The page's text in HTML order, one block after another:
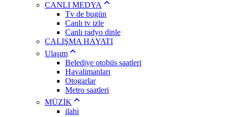
CANLI MEDYA
Tv de bugün
Canlı tv izle
Canlı radyo dinle
ÇALIŞMA HAYATI
Ulaşım
Belediye otobüs saatleri
Havalimanları
Otogarlar
Metro saatleri
MÜZİK
ilahi